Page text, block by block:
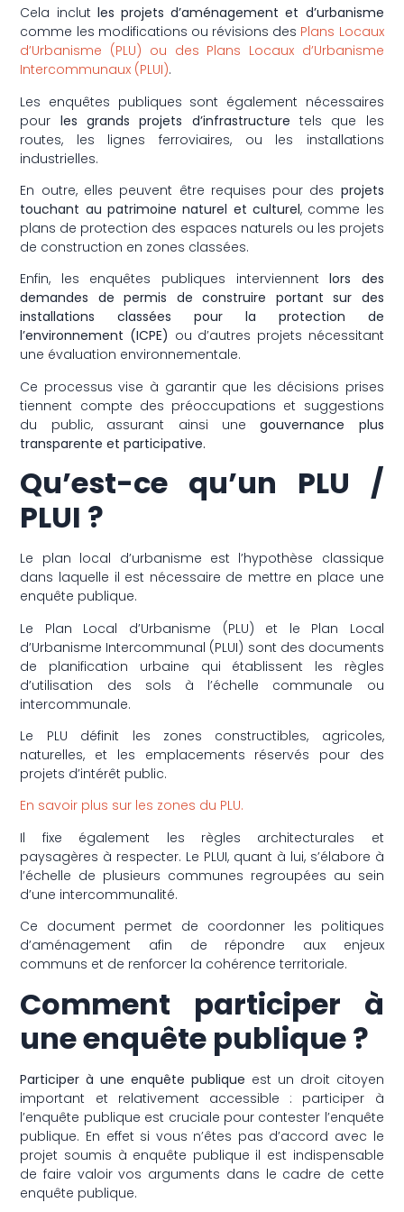
Cela inclut les projets d’aménagement et d’urbanisme
comme les modifications ou révisions des Plans Locaux
d’Urbanisme (PLU) ou des Plans Locaux d’Urbanisme
Intercommunaux (PLUI).
Les enquêtes publiques sont également nécessaires
pour les grands projets d’infrastructure tels que les
routes, les lignes ferroviaires, ou les installations
industrielles.
En outre, elles peuvent être requises pour des projets
touchant au patrimoine naturel et culturel, comme les
plans de protection des espaces naturels ou les projets
de construction en zones classées.
Enfin, les enquêtes publiques interviennentlors des
demandes de permis de construire portant sur des
installations classées pour la protection de
l’environnement (ICPE) ou d’autres projets nécessitant
une évaluation environnementale.
Ce processus vise à garantir que les décisions prises
tiennent compte des préoccupations et suggestions
du public, assurant ainsi unegouvernance plus
transparente et participative.
Qu’est-ce qu’un PLU /
PLUI ?
Le plan local d’urbanisme est l’hypothèse classique
dans laquelle il est nécessaire de mettre en place une
enquête publique.
Le Plan Local d’Urbanisme (PLU) et le Plan Local
d’Urbanisme Intercommunal (PLUI) sont des documents
de planification urbaine qui établissent les règles
d’utilisation des sols à l’échelle communale ou
intercommunale.
Le PLU définit les zones constructibles, agricoles,
naturelles, et les emplacements réservés pour des
projets d’intérêt public.
En savoir plus sur les zones du PLU.
Il fixe également les règles architecturales et
paysagères à respecter. Le PLUI, quant à lui, s’élabore à
l’échelle de plusieurs communes regroupées au sein
d’une intercommunalité.
Ce document permet de coordonner les politiques
d’aménagement afin de répondre aux enjeux
communs et de renforcer la cohérence territoriale.
Comment participer à
une enquête publique ?
Participer à une enquête publique est un droit citoyen
important et relativement accessible : participer à
l’enquête publique est cruciale pour contester l’enquête
publique. En effet si vous n’êtes pas d’accord avec le
projet soumis à enquête publique il est indispensable
de faire valoir vos arguments dans le cadre de cette
enquête publique.